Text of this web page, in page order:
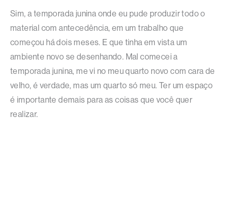
Sim, a temporada junina onde eu pude produzir todo o
material com antecedência, em um trabalho que
começou há dois meses. E que tinha em vista um
ambiente novo se desenhando. Mal comecei a
temporada junina, me vi no meu quarto novo com cara de
velho, é verdade, mas um quarto só meu. Ter um espaço
é importante demais para as coisas que você quer
realizar.